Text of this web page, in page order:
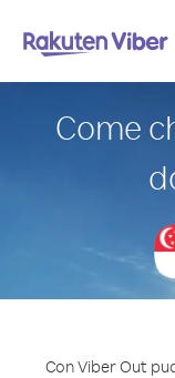
Come
Con Viber Out